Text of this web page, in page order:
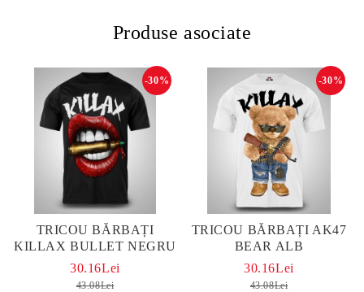
Produse asociate
TRICOU BĂRBAȚI
KILLAX BULLET NEGRU
-30%
30.16Lei
43.08Lei
TRICOU BĂRBAȚI AK47
BEAR ALB
-30%
30.16Lei
43.08Lei